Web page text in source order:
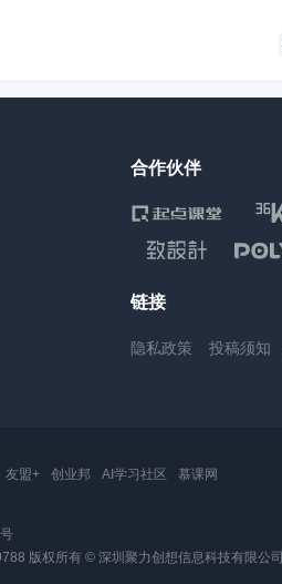
合作伙伴
链接
隐私政策 投稿须知
友盟+ 创业邦 AI学习社区 慕课网
版权所有 © 深圳聚力创想信息科技有限公司